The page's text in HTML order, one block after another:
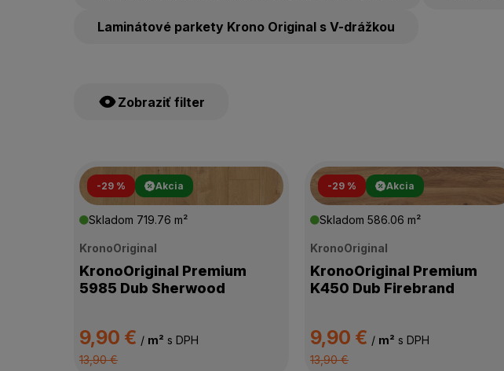
Laminátové parkety Krono Original s V-drážkou
Zobraziť filter
ŠTÍTKY PRODUKTOV
CENA
VÝROBCA
KOLEKCIA
-29 % Akcia
Skladom 719.76 m²
KronoOriginal
KronoOriginal Premium
5985 Dub Sherwood
9,90 € / m² s DPH
13,90 €
-29 % Akcia
Skladom586.06 m²
KronoOriginal
KronoOriginal Premium
K450 Dub Firebrand
9,90 € / m² s DPH
13,90 €